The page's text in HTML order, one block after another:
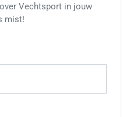
Vechtsport in jouw
mist!